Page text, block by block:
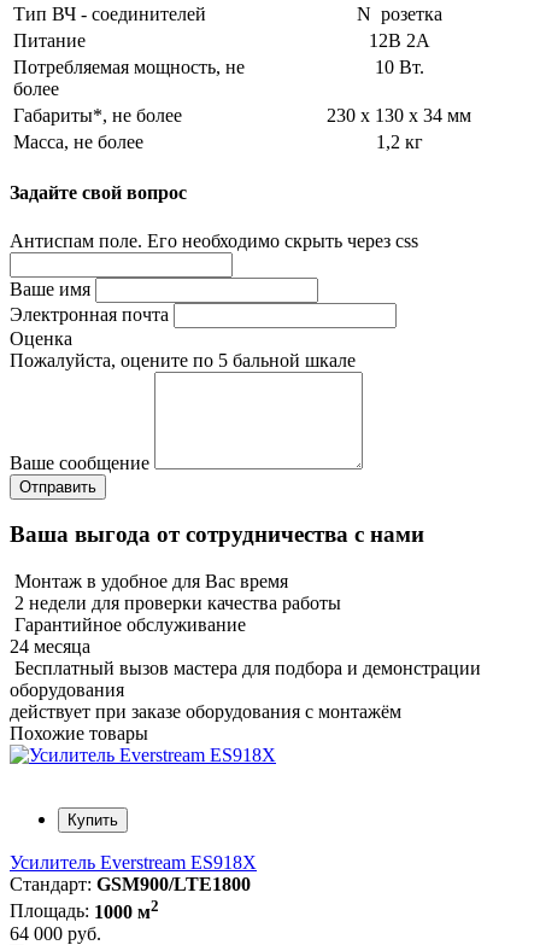
Тип ВЧ - соединителей N розетка
Питание
12В 2А
Потребляемая мощность, не
более
10 Вт.
Габариты*, не более
230 х 130 х 34 мм
Масса, не более
1,2 кг
Задайте свой вопрос
Антиспам поле. Его необходимо скрыть через css
Ваше имя
Электронная почта
Оценка
Пожалуйста, оцените по 5 бальной шкале
Ваше сообщение
Ваша выгода от сотрудничества с нами
Монтаж в удобное для Вас время
2 недели для проверки качества работы
Гарантийное обслуживание
24 месяца
Бесплатный вызов мастера для подбора и демонстрации
оборудования
действует при заказе оборудования с монтажём
Похожие товары
Купить
Усилитель Everstream ES918X
Стандарт: GSM900/LTE1800
Площадь: 1000 м2
64 000 руб.